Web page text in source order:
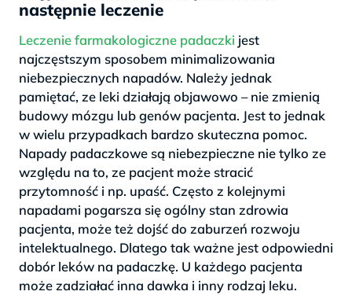
następnie leczenie
Leczenie farmakologiczne padaczki jest
najczęstszym sposobem minimalizowania
niebezpiecznych napadów. Należy jednak
pamiętać, ze leki działają objawowo – nie zmienią
budowy mózgu lub genów pacjenta. Jest to jednak
w wielu przypadkach bardzo skuteczna pomoc.
Napady padaczkowe są niebezpieczne nie tylko ze
względu na to, ze pacjent może stracić
przytomność i np. upaść. Często z kolejnymi
napadami pogarsza się ogólny stan zdrowia
pacjenta, może też dojść do zaburzeń rozwoju
intelektualnego. Dlatego tak ważne jest odpowiedni
dobór leków na padaczkę. U każdego pacjenta
może zadziałać inna dawka i inny rodzaj leku.